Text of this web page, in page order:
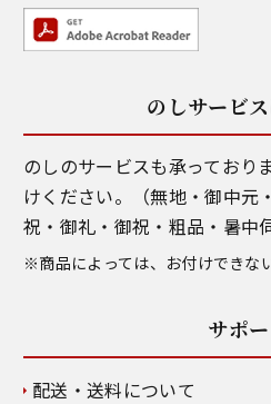
のしサービ
のしのサービスも承っており
けください。（無地・御中元
祝・御礼・御祝・粗品・暑中
※商品によっては、お付けできな
サポ
配送・送料について